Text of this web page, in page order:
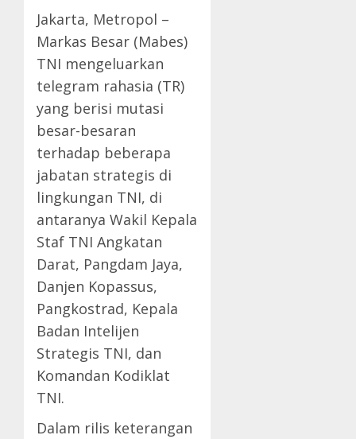
Jakarta, Metropol –
Markas Besar (Mabes)
TNI mengeluarkan
telegram rahasia (TR)
yang berisi mutasi
besar-besaran
terhadap beberapa
jabatan strategis di
lingkungan TNI, di
antaranya Wakil Kepala
Staf TNI Angkatan
Darat, Pangdam Jaya,
Danjen Kopassus,
Pangkostrad, Kepala
Badan Intelijen
Strategis TNI, dan
Komandan Kodiklat
TNI.
Dalam rilis keterangan